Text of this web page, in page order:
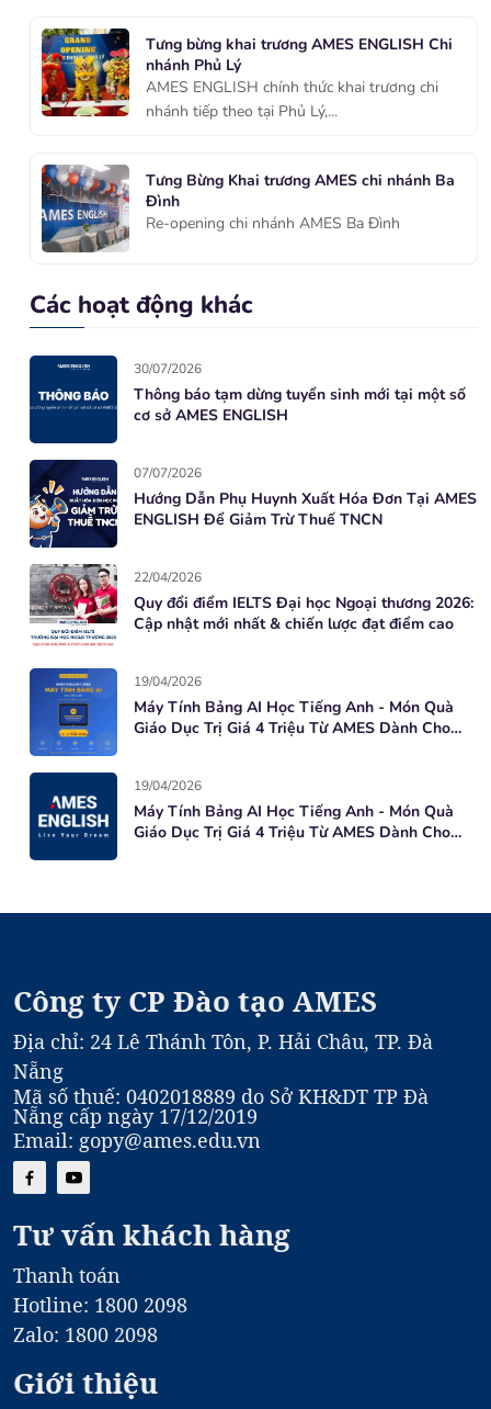
Tưng bừng khai trương AMES ENGLISH Chi
nhánh Phủ Lý
AMES ENGLISH chính thức khai trương chi
nhánh tiếp theo tại Phủ Lý,...
Tưng Bừng Khai trương AMES chi nhánh Ba
Đình
Re-opening chi nhánh AMES Ba Đình
Các hoạt động khác
30/07/2026
Thông báo tạm dừng tuyển sinh mới tại một số
cơ sở AMES ENGLISH
07/07/2026
Hướng Dẫn Phụ Huynh Xuất Hóa Đơn Tại AMES
ENGLISH Để Giảm Trừ Thuế TNCN
22/04/2026
Quy đổi điểm IELTS Đại học Ngoại thương 2026:
Cập nhật mới nhất & chiến lược đạt điểm cao
19/04/2026
Máy Tính Bảng AI Học Tiếng Anh - Món Quà
Giáo Dục Trị Giá 4 Triệu Từ AMES Dành Cho
19/04/2026
Máy Tính Bảng AI Học Tiếng Anh - Món Quà
Giáo Dục Trị Giá 4 Triệu Từ AMES Dành Cho
Công ty CP Đào tạo AMES
Địa chỉ: 24 Lê Thánh Tôn, P. Hải Châu, TP. Đà
Nẵng
Mã số thuế: 0402018889 do Sở KH&DT TP Đà
Nẵng cấp ngày 17/12/2019
Email: gopy@ames.edu.vn
Tư vấn khách hàng
Thanh toán
Hotline: 1800 2098
Zalo: 1800 2098
Giới thiệu